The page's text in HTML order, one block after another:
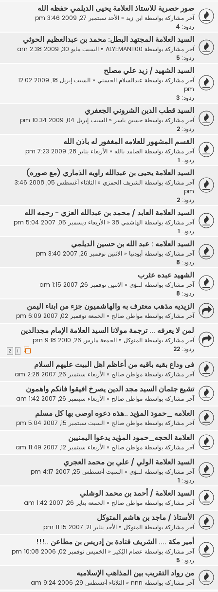
صور حصرية للاستاذ العلامة يحيى الديلمي حفظه الله
آخر مشاركة بواسطة ابن زيد « الأحد سبتمبر 27, 2009 3:46 pm
ردود: 4
السيد العلامة المجتهد البطل: محمد بن عبدالعظيم الحوثي
آخر مشاركة بواسطة ALYEMANI100
« السبت مايو 30, 2009 2:38 am
ردود: 5
السيد الشهيد / زيد علي مصلح
آخر مشاركة بواسطة عبدالسلام الحسني «
السبت إبريل 18, 2009 12:02
pm
ردود: 3
السيد قطب الدين الشروني الجعفري
آخر مشاركة بواسطة حسين ياسر « السبت إبريل 04, 2009 10:34 pm
ردود: 2
القسم المشهور للعلامه المغفور له باذن الله
آخر مشاركة بواسطة الصامد بالله « الأربعاء يناير 28, 2009 7:23 pm
ردود: 1
السيد العلامة يحيى بن عبدالله راويه الذماري (مع صوره)
آخر مشاركة بواسطة الشريف الحمزي «
الثلاثاء أغسطس 05, 2008 3:46
pm
ردود: 2
السيد العلامة العابد / محمد بن عبدالله العزي - رحمه الله
آخر مشاركة بواسطة الهاشمي 38 « الأربعاء ديسمبر 05, 2007 5:04 pm
ردود: 1
السيد العلامه : عبد الله بن حسين الديلمي
آخر مشاركة بواسطة أبودنيا « الاثنين نوفمبر 26, 2007 3:40 pm
ردود: 8
الشهيد عبده عثرب
آخر مشاركة بواسطة لــؤي « الاثنين نوفمبر 26, 2007 1:15 am
ردود: 8
الزيديه مذهب معترف به والهاشميون جزء من ابناء اليمن
آخر مشاركة بواسطة مواطن صالح « الجمعة نوفمبر 02, 2007 6:09 pm
لمن لا يعرفه ... ترجمة مولانا السيد العلامة الإمام مجدالدين
آخر مشاركة بواسطة المتوكل « الجمعة مارس 26, 2010 9:18 pm
ردود: 22
1
2
فى وداع بقيه باقيه من أعاظم اهل البيت عليهم السلام
آخر مشاركة بواسطة مواطن صالح « الأربعاء سبتمبر 26, 2007 2:28 am
تشيع جثمان السيد مجد الدين يصرخ افيقوا فانكم واهمون
آخر مشاركة بواسطة مواطن صالح « الأربعاء سبتمبر 26, 2007 1:42 am
العلامه _حمود المؤيد ..هذه دعوه اوصى بها كل مسلم
آخر مشاركة بواسطة مواطن صالح « السبت سبتمبر 15, 2007 5:04 pm
العلامة الحجه_حمود المؤيد يدعوا اليمنيين
آخر مشاركة بواسطة مواطن صالح « الأربعاء سبتمبر 12, 2007 11:49 am
السيد العلامة الولي / علي بن محمد العجري
آخر مشاركة بواسطة لــؤي « السبت أغسطس 25, 2007 4:17 pm
ردود: 1
السيد العلامة / أحمد بن محمد الوشلي
آخر مشاركة بواسطة مواطن صالح « الجمعة يناير 26, 2007 1:42 am
الأستاذ / ماجد بن هاشم المتوكل
آخر مشاركة بواسطة المتوكل « الأحد يناير 21, 2007 11:15 pm
أمير مكة .... الشريف قتادة بن إدريس بن مطاعن ..!!!
آخر مشاركة بواسطة عصام البُكير « الخميس نوفمبر 02, 2006 10:08 pm
ردود: 5
من رواد التقريب بين المذاهب الإسلاميه
آخر مشاركة بواسطة nnn
« الثلاثاء أغسطس 29, 2006 9:24 am